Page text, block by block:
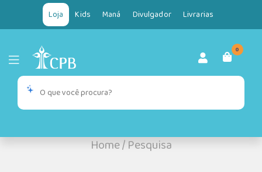
Loja Kids Maná Divulgador Livrarias
0
Home/Pesquisa